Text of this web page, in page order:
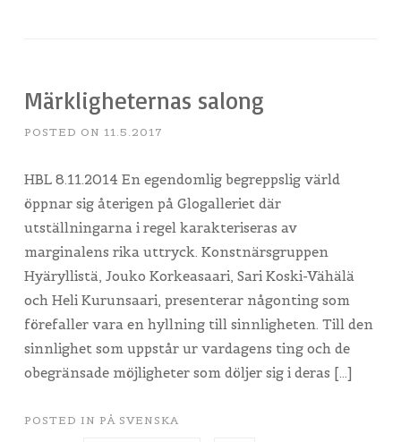
Märkligheternas salong
POSTED ON 11.5.2017
HBL 8.11.2014 En egendomlig begreppslig värld
öppnar sig återigen på Glogalleriet där
utställningarna i regel karakteriseras av
marginalens rika uttryck. Konstnärsgruppen
Hyäryllistä, Jouko Korkeasaari, Sari Koski-Vähälä
och Heli Kurunsaari, presenterar någonting som
förefaller vara en hyllning till sinnligheten. Till den
sinnlighet som uppstår ur vardagens ting och de
obegränsade möjligheter som döljer sig i deras […]
POSTED IN PÅ SVENSKA